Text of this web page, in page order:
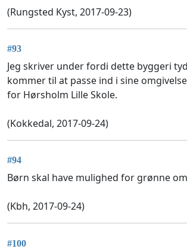
(Rungsted Kyst, 2017-09-23)
#93
Jeg skriver under fordi dette byggeri
kommer til at passe ind i sine
for Hørsholm Lille Skole.
(Kokkedal, 2017-09-24)
#94
Børn skal have mulighed for grønne
(Kbh, 2017-09-24)
#100